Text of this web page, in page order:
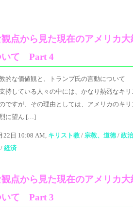
点から見た現在のアメリカ
いて Part 4
的な価値観と、トランプ氏の言動について
持している人々の中には、かなり熱烈なキ
ですが、その理由としては、アメリカのキリ
に望ん […]
22日 10:08 AM, キリスト教 / 宗教、道徳 / 政治
経済
点から見た現在のアメリカ
いて Part 3